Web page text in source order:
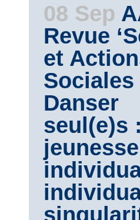
08 Sep
Revue
et
Sociales
Danser
seul(e)s